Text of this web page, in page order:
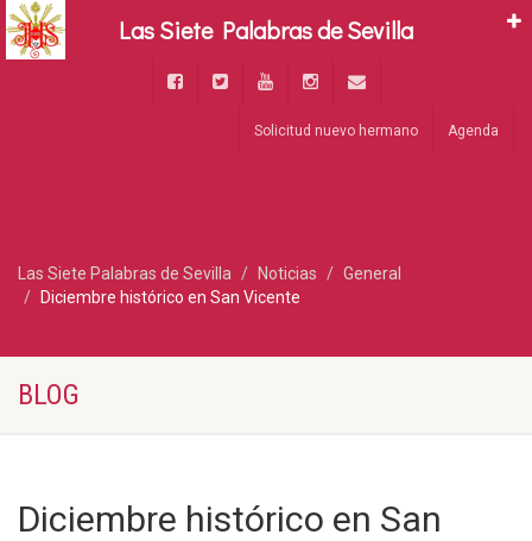
Solicitud nuevo hermano Agenda
Las Siete Palabras de Sevilla Noticias
General
Diciembre histórico en San Vicente
BLOG
Diciembre histórico en San
Las Siete Palabras de Sevilla